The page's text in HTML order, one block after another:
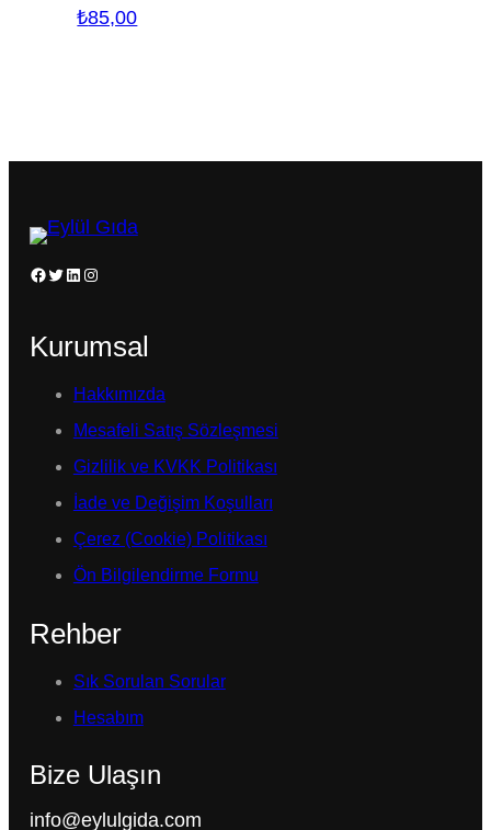
₺85,00
Facebook Twitter LinkedIn Instagram
Kurumsal
Hakkımızda
Mesafeli Satış Sözleşmesi
Gizlilik ve KVKK Politikası
İade ve Değişim Koşulları
Çerez (Cookie) Politikası
Ön Bilgilendirme Formu
Rehber
Sık Sorulan Sorular
Hesabım
Bize Ulaşın
info@eylulgida.com